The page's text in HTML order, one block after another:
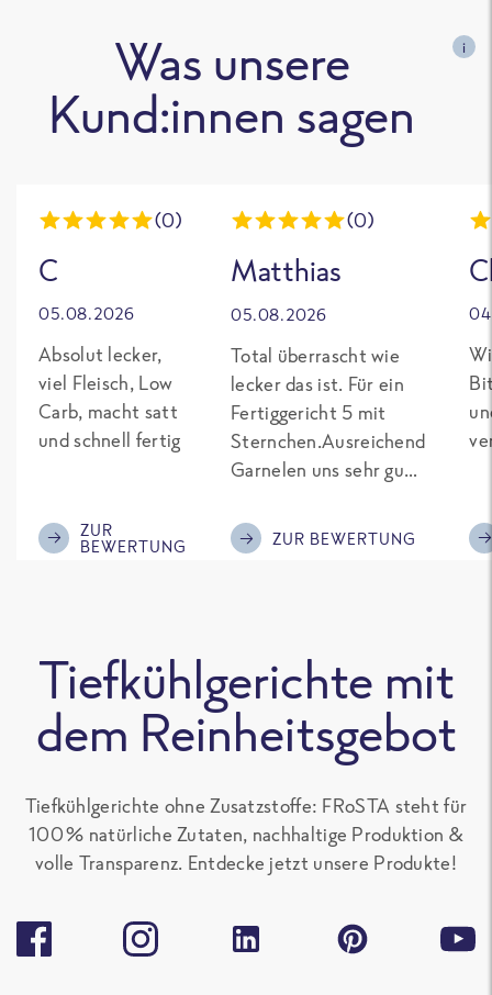
Was unsere
Kund:innen sagen
i
(0)
C
05.08.2026
Absolut lecker,
viel Fleisch, Low
Carb, macht satt
und schnell fertig
ZUR
BEWERTUNG
(0)
Matthias
05.08.2026
Total überrascht wie
lecker das ist. Für ein
Fertiggericht 5 mit
Sternchen.Ausreichend
Garnelen uns sehr gut
Kompliment
ZUR BEWERTUNG
Tiefkühlgerichte mit
dem Reinheitsgebot
Tiefkühlgerichte ohne Zusatzstoffe: FRoSTA steht für
100 % natürliche Zutaten, nachhaltige Produktion &
volle Transparenz. Entdecke jetzt unsere Produkte!